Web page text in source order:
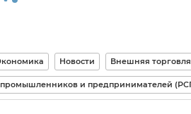
Новости Внешняя торговля
промышленников и предпринимателей